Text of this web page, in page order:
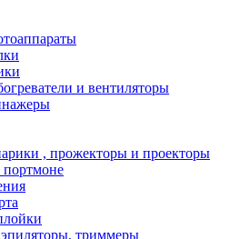
и вентиляторы
, прожекторы и проекторы
триммеры